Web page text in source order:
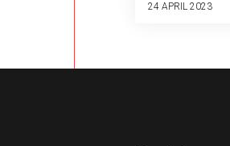
24 APRIL 2023